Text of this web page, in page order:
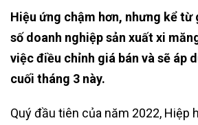
Hiệu ứng chậm hơn, nhưng kể
số doanh nghiệp sản xuất xi
việc điều chỉnh giá bán và sẽ áp
cuối tháng 3 này.
Quý đầu tiên của năm 2022, Hiệp